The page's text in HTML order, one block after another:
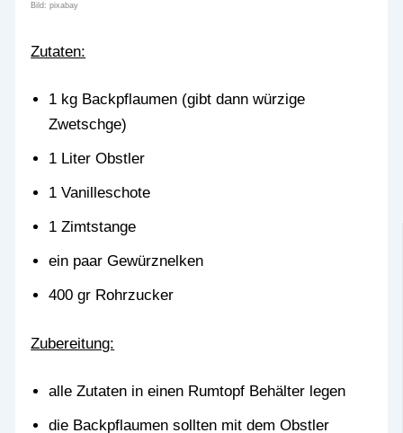
Bild: pixabay
Zutaten:
1 kg Backpflaumen (gibt dannwürzige
Zwetschge)
1 Liter Obstler
1 Vanilleschote
1 Zimtstange
ein paar Gewürznelken
400 gr Rohrzucker
Zubereitung:
alle Zutaten in einen Rumtopf Behälter legen
die Backpflaumen sollten mit dem Obstler